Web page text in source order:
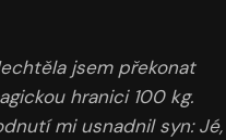
jsem překonat
hranici 100 kg.
mi usnadnil syn: Jé,